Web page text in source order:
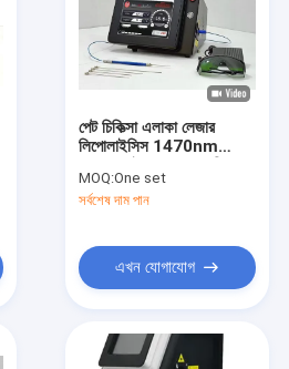
পেট চিকিত্সা এলাকা লেজার
লিপোলাইসিস 1470nm
MOQ:One set
সর্বশেষ দাম পান
এখন যোগাযোগ